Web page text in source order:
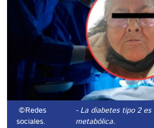
©Redes
sociales.
- La diabetes tipo 2 es
metabólica.